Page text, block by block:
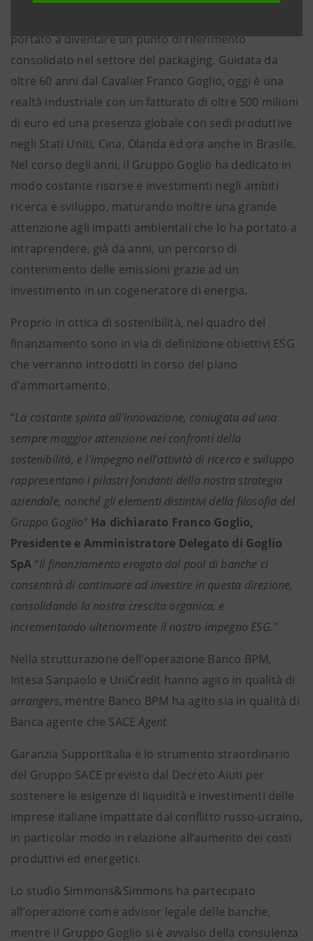
portato a diventare un punto di riferimento
consolidato nel settore del packaging. Guidata da
oltre 60 anni dal Cavalier Franco Goglio, oggi è una
realtà industriale con un fatturato di oltre 500 milioni
di euro ed una presenza globale con sedi produttive
negli Stati Uniti, Cina, Olanda ed ora anche in Brasile.
Nel corso degli anni, il Gruppo Goglio ha dedicato in
modo costante risorse e investimenti negli ambiti
ricerca e sviluppo, maturando inoltre una grande
attenzione agli impatti ambientali che lo ha portato a
intraprendere, già da anni, un percorso di
contenimento delle emissioni grazie ad un
investimento in un cogeneratore di energia.
Proprio in ottica di sostenibilità, nel quadro del
finanziamento sono in via di definizione obiettivi ESG
che verranno introdotti in corso del piano
d'ammortamento.
“La costante spinta all’innovazione, coniugata ad una
sempre maggior attenzione nei confronti della
sostenibilità, e l’impegno nell’attività di ricerca e sviluppo
rappresentano i pilastri fondanti della nostra strategia
aziendale, nonché gli elementi distintivi della filosofia del
Gruppo Goglio” Ha dichiarato Franco Goglio,
Presidente e Amministratore Delegato di Goglio
SpA “Il finanziamento erogato dal pool di banche ci
consentirà di continuare ad investire in questa direzione,
consolidando la nostra crescita organica, e
incrementando ulteriormente il nostro impegno ESG.”
Nella strutturazione dell'operazione Banco BPM,
Intesa Sanpaolo e UniCredit hanno agito in qualità di
arrangers, mentre Banco BPM ha agito sia in qualità di
Banca agente che SACEAgent.
Garanzia SupportItalia è lo strumento straordinario
del Gruppo SACE previsto dal Decreto Aiuti per
sostenere le esigenze di liquidità e investimenti delle
imprese italiane impattate dal conflitto russo-ucraino,
in particolar modo in relazione all’aumento dei costi
produttivi ed energetici.
Lo studio Simmons&Simmons ha partecipato
all’operazione come advisor legale delle banche,
mentre il Gruppo Goglio si è avvalso della consulenza